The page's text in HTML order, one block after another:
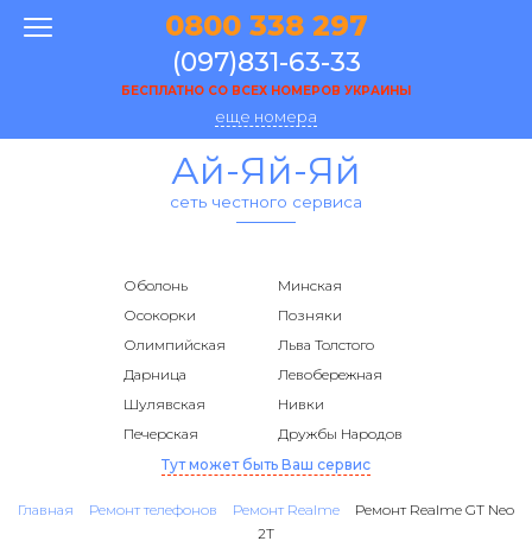
0800 338 297
(097)831-63-33
БЕСПЛАТНО СО ВСЕХ НОМЕРОВ УКРАИНЫ
еще номера
Ай-Яй-Яй
сеть честного сервиса
Оболонь
Минская
Осокорки
Позняки
Олимпийская
Льва Толстого
Дарница
Левобережная
Шулявская
Нивки
Печерская
Дружбы Народов
Тут может быть Ваш сервис
Главная Ремонт телефонов Ремонт Realme
Ремонт Realme GT Neo
2T